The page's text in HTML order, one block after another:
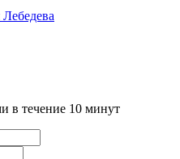
в течение 10 минут